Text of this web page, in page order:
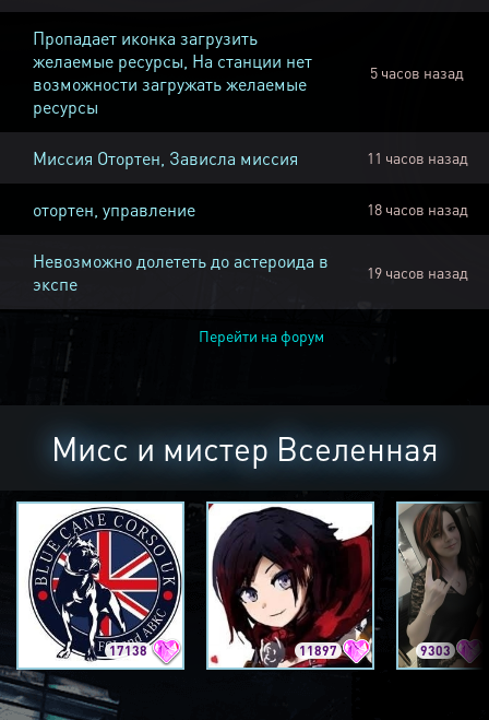
Пропадает иконка загрузить
желаемые ресурсы, На станции нет
возможности загружать желаемые
ресурсы
5 часов назад
Миссия Отортен, Зависла миссия 11 часов назад
отортен, управление 18 часов назад
Невозможно долететь до астероида в
экспе
19 часов назад
Перейти на форум
Мисс и мистер Вселенная
17138 11897 9303